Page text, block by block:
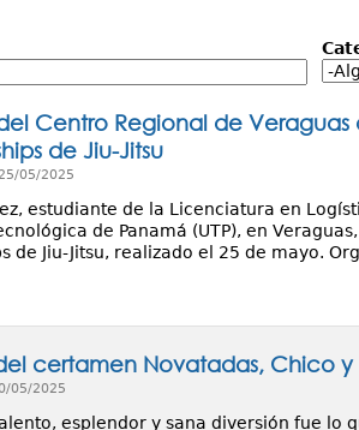
Centro Regional de
de Jiu-Jitsu
05/2025
estudiante de la Licenciatura en
de Panamá (UTP), en
de Jiu-Jitsu, realizado el 25 de mayo.
certamen Novatadas, Chico y
05/2025
esplendor y sana diversión fue lo